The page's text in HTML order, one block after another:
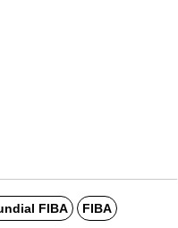
FIBA FIBA